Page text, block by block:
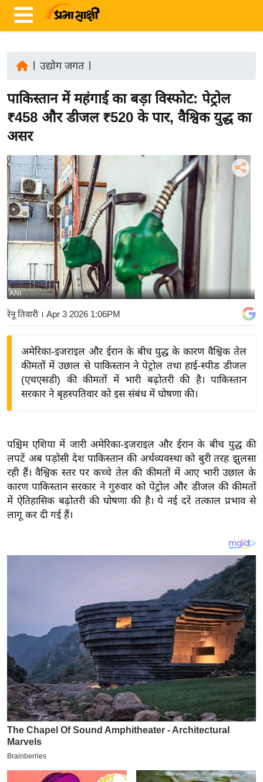
ज़ा
ख
ब
र
रा
ष्ट्री
य
अं
त
र्रा
ष्ट्री
य
बि
ज़
ने
द्यो
त
वि
शे
ष
ज्ञ
रा
क्रि
ट
I
P
L
2
0
2
6
उद्योग जगत|
पाकिस्तान में महंगाई का बड़ा विस्फोट: पेट्रोल
₹458 और डीजल ₹520 के पार, वैश्विक युद्ध का
असर
ANI
रेनू तिवारी । Apr 3 2026 1:06PM
अमेरिका-इजराइल और ईरान के बीच युद्ध के कारण वैश्विक तेल
कीमतों में उछाल से पाकिस्तान ने पेट्रोल तथा हाई-स्पीड डीजल
(एचएसडी) की कीमतों में भारी बढ़ोतरी की है। पाकिस्तान
सरकार ने बृहस्पतिवार को इस संबंध में घोषणा की।
पश्चिम एशिया में जारी अमेरिका-इजराइल और ईरान के बीच युद्ध की
लपटें अब पड़ोसी देश पाकिस्तान की अर्थव्यवस्था को बुरी तरह झुलसा
रही हैं। वैश्विक स्तर पर कच्चे तेल की कीमतों में आए भारी उछाल के
कारण पाकिस्तान सरकार ने गुरुवार को पेट्रोल और डीजल की कीमतों
में ऐतिहासिक बढ़ोतरी की घोषणा की है। ये नई दरें तत्काल प्रभाव से
लागू कर दी गई हैं।